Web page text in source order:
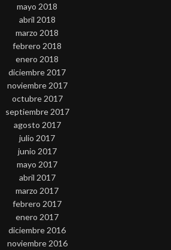
mayo 2018
abril 2018
marzo 2018
febrero 2018
enero 2018
diciembre 2017
noviembre 2017
octubre 2017
septiembre 2017
agosto 2017
julio 2017
junio 2017
mayo 2017
abril 2017
marzo 2017
febrero 2017
enero 2017
diciembre 2016
noviembre 2016